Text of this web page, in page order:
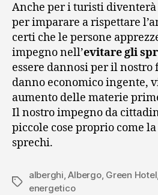
Anche per i turisti
per imparare a rispettare
certi che le persone
impegno nell’evitare gli
essere dannosi per il
danno economico ingente,
aumento delle materie
Il nostro impegno da
piccole cose proprio come
sprechi.
Tag
alberghi,Albergo, Green Hotel,
energetico